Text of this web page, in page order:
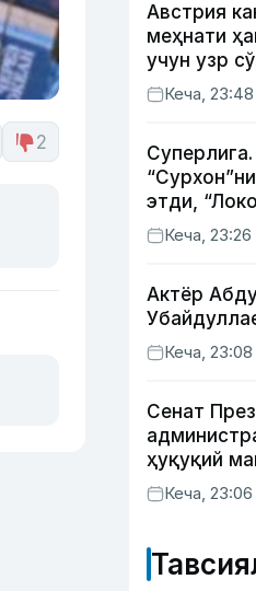
2
Австрия
меҳнати
учун узр
Кеча, 23:48
этди,
“Хоразм”
қозонди
Кеча, 23:26
Актёр
Кеча, 23:08
Сенат
ҳуқуқий
қонунни
Кеча, 23:06